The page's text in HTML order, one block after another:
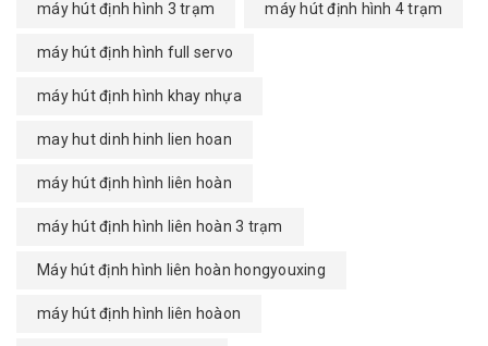
máy hút định hình 3 trạm máy hút định hình 4 trạm
máy hút định hình full servo
máy hút định hình khay nhựa
may hut dinh hinh lien hoan
máy hút định hình liên hoàn
máy hút định hình liên hoàn 3 trạm
Máy hút định hình liên hoàn hongyouxing
máy hút định hình liên hoàon